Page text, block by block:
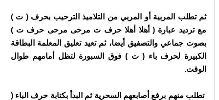
ثم تطلب المربية أو المربي من التلاميذ الترحيب بحرف ( ت )
مع ترديد عبارة ( أهلا أهلا حرف ت مرحى مرحى حرف ت )
بصوت جماعي والتصفيق أيضا، ثم تعيد تعليق المعلمة البطاقة
الكبيرة لحرف باء ( ت ) فوق السبورة لتظل أمامهم طوال
الوقت.
تطلب منهم برفع أصابعهم السحرية ثم البدأ بكتابة حرف الباء (